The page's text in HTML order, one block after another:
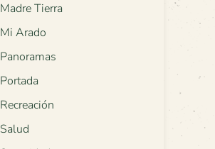
Madre Tierra
Mi Arado
Panoramas
Portada
Recreación
Salud